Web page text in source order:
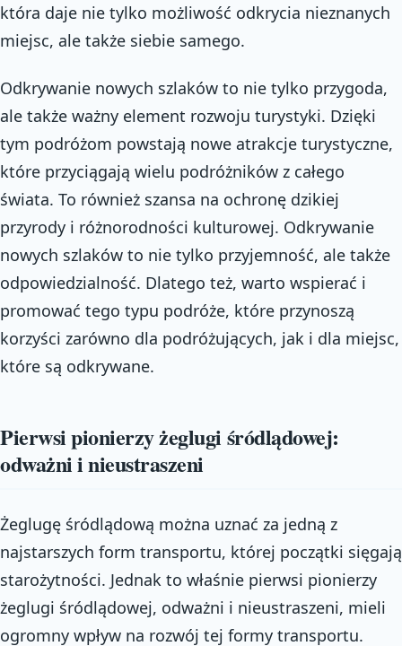
która daje nie tylko możliwość odkrycia nieznanych
miejsc, ale także siebie samego.
Odkrywanie nowych szlaków to nie tylko przygoda,
ale także ważny element rozwoju turystyki. Dzięki
tym podróżom powstają nowe atrakcje turystyczne,
które przyciągają wielu podróżników z całego
świata. To również szansa na ochronę dzikiej
przyrody i różnorodności kulturowej. Odkrywanie
nowych szlaków to nie tylko przyjemność, ale także
odpowiedzialność. Dlatego też, warto wspierać i
promować tego typu podróże, które przynoszą
korzyści zarówno dla podróżujących, jak i dla miejsc,
które są odkrywane.
Pierwsi pionierzy żeglugi śródlądowej:
odważni i nieustraszeni
Żeglugę śródlądową można uznać za jedną z
najstarszych form transportu, której początki sięgają
starożytności. Jednak to właśnie pierwsi pionierzy
żeglugi śródlądowej, odważni i nieustraszeni, mieli
ogromny wpływ na rozwój tej formy transportu.